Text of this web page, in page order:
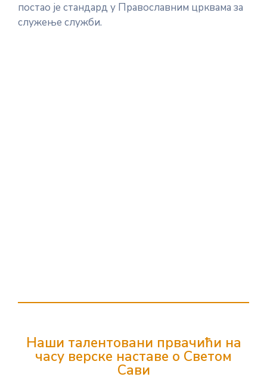
постао је стандард у Православним црквама за
служење служби.
Наши талентовани првачићи на
часу верске наставе о Светом
Сави